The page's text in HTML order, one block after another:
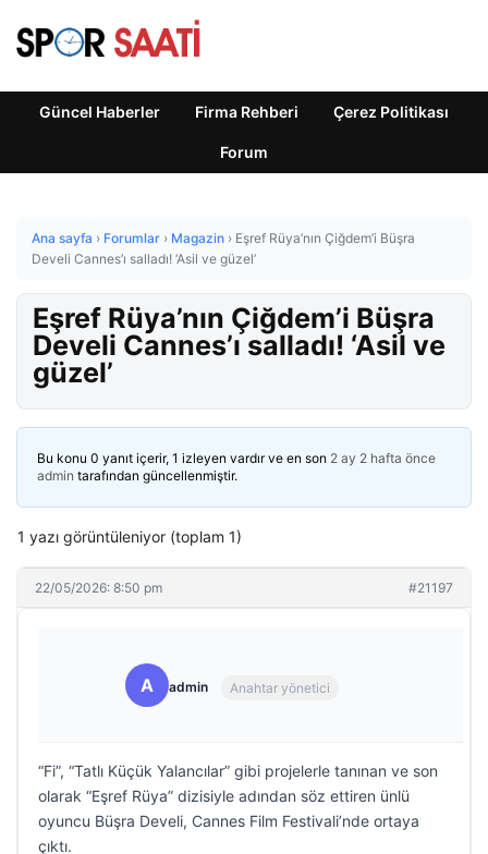
Güncel Haberler Firma Rehberi Çerez Politikası
Forum
Ana sayfa › Forumlar › Magazin › Eşref Rüya’nın Çiğdem’i Büşra
Develi Cannes’ı salladı! ‘Asil ve güzel’
Eşref Rüya’nın Çiğdem’i Büşra
Develi Cannes’ı salladı! ‘Asil ve
güzel’
Bu konu 0 yanıt içerir, 1 izleyen vardır ve en son 2 ay 2 hafta önce
admin tarafından güncellenmiştir.
1 yazı görüntüleniyor (toplam 1)
22/05/2026: 8:50 pm #21197
A admin Anahtar yönetici
“Fi”, “Tatlı Küçük Yalancılar” gibi projelerle tanınan ve son
olarak “Eşref Rüya” dizisiyle adından söz ettiren ünlü
oyuncu Büşra Develi, Cannes Film Festivali’nde ortaya
çıktı.